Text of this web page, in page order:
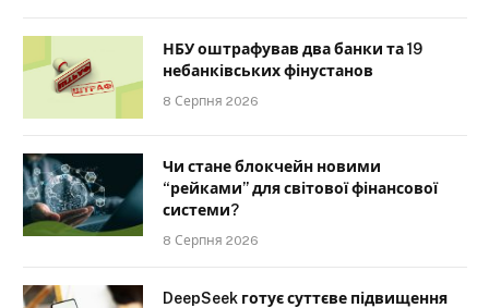
НБУ оштрафував два банки та 19
небанківських фінустанов
8 Серпня 2026
Чи стане блокчейн новими
“рейками” для світової фінансової
системи?
8 Серпня 2026
DeepSeek готує суттєве підвищення